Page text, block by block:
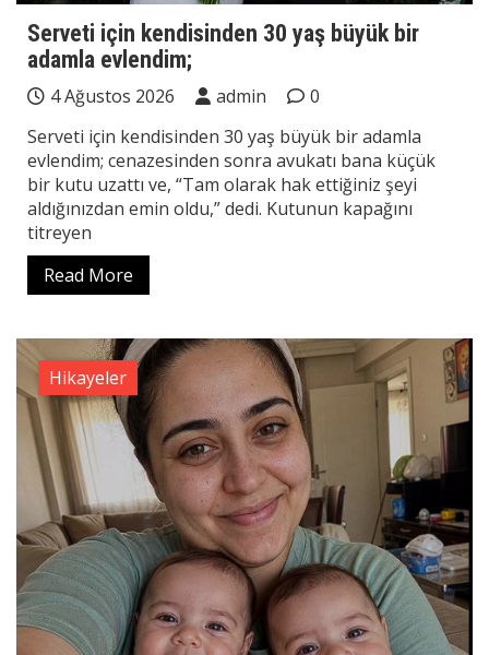
Serveti için kendisinden 30 yaş büyük bir
adamla evlendim;
4 Ağustos 2026 admin
0
Serveti için kendisinden 30 yaş büyük bir adamla
evlendim; cenazesinden sonra avukatı bana küçük
bir kutu uzattı ve, “Tam olarak hak ettiğiniz şeyi
aldığınızdan emin oldu,” dedi. Kutunun kapağını
titreyen
Read More
Hikayeler